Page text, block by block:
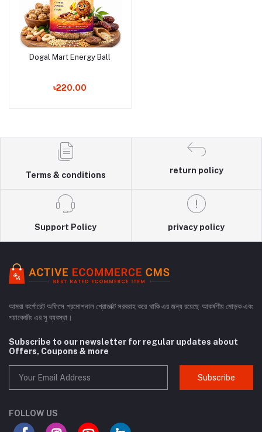
Add to cart
Dogal Mart Energy Ball
৳220.00
Terms & conditions
return policy
Support Policy privacy policy
আমরা কর্পোরেট অফিসে প্রমোশনাল প্রোডাক্ট সরবরাহ করে থাকি এর জন্য রয়েছে আকর্ষণীয় মোড়ক এবং
পয়াকেজীং এর সু ব্যবস্থা।
Subscribe to our newsletter for regular updates about
Offers, Coupons & more
Subscribe
FOLLOW US